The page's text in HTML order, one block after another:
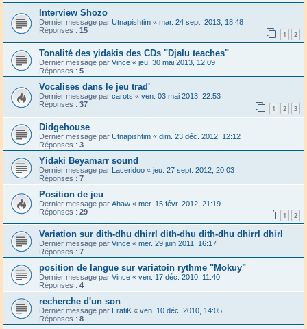
Interview Shozo
Dernier message par Utnapishtim « mar. 24 sept. 2013, 18:48
Réponses : 15 1 2
Tonalité des yidakis des CDs "Djalu teaches"
Dernier message par Vince « jeu. 30 mai 2013, 12:09
Réponses : 5
Vocalises dans le jeu trad'
Dernier message par carots « ven. 03 mai 2013, 22:53
Réponses : 37 1 2 3
Didgehouse
Dernier message par Utnapishtim « dim. 23 déc. 2012, 12:12
Réponses : 3
Yidaki Beyamarr sound
Dernier message par Laceridoo « jeu. 27 sept. 2012, 20:03
Réponses : 7
Position de jeu
Dernier message par Ahaw « mer. 15 févr. 2012, 21:19
Réponses : 29 1 2
Variation sur dith-dhu dhirrl dith-dhu dith-dhu dhirrl dhirl
Dernier message par Vince « mer. 29 juin 2011, 16:17
Réponses : 7
position de langue sur variatoin rythme "Mokuy"
Dernier message par Vince « ven. 17 déc. 2010, 11:40
Réponses : 4
recherche d'un son
Dernier message par EratiK « ven. 10 déc. 2010, 14:05
Réponses : 8